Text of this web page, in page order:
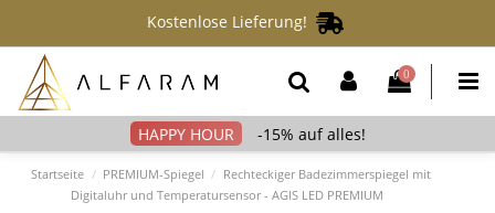
Kostenlose Lieferung!
0
-15% auf alles!
Startseite PREMIUM-Spiegel
Rechteckiger Badezimmerspiegel mit
Digitaluhr und Temperatursensor - AGIS LED PREMIUM